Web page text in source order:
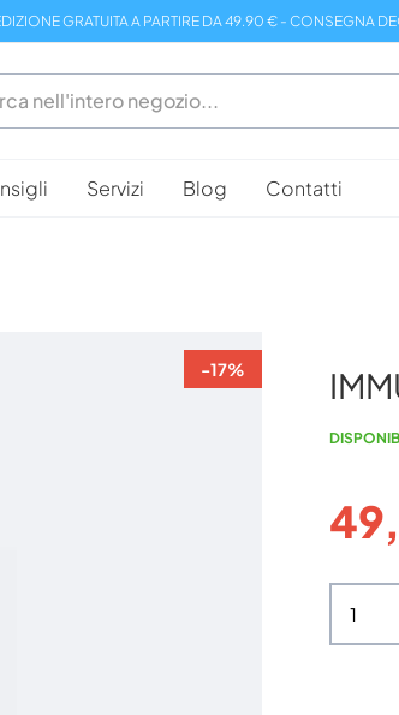
GRATUITA A PARTIRE DA 49.90 € - CONSEGNA
Servizi Blog Contatti
-17%